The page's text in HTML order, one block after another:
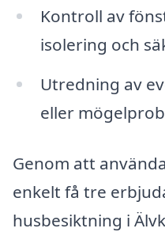
Kontroll av
isolering och
Utredning av
eller
Genom att
enkelt få tre
husbesiktning i